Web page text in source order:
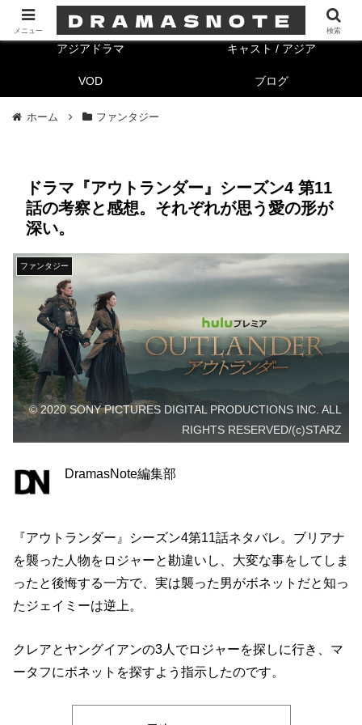
海外ドラマ キャスト/海外
アジアドラマ キャスト / アジア
VOD ブログ
ホーム ファンタジー
ドラマ『アウトランダー』シーズン4 第11
話の考察と感想。それぞれが思う愛の形が
深い。
ファンタジー
© 2020 SONY PICTURES DIGITAL PRODUCTIONS INC. ALL
RIGHTS RESERVED/(c)STARZ
DramasNote編集部
『アウトランダー』シーズン4第11話ネタバレ。ブリアナ
を襲った人物をロジャーと勘違いし、大変な事をしてしま
ったと後悔する一方で、実は襲った男がボネットだと知っ
たジェイミーは逆上。
クレアとヤングイアンの3人でロジャーを探しに行き、マ
ータフにボネットを探すよう指示したのです。
メニュー 検索